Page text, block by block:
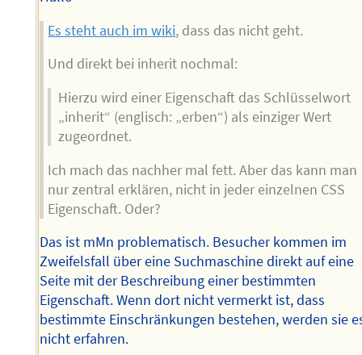
Es steht auch im wiki, dass das nicht geht.
Und direkt bei inherit nochmal:
Hierzu wird einer Eigenschaft das Schlüsselwort
„inherit“ (englisch: „erben“) als einziger Wert
zugeordnet.
Ich mach das nachher mal fett. Aber das kann man
nur zentral erklären, nicht in jeder einzelnen CSS
Eigenschaft. Oder?
Das ist mMn problematisch. Besucher kommen im
Zweifelsfall über eine Suchmaschine direkt auf eine
Seite mit der Beschreibung einer bestimmten
Eigenschaft. Wenn dort nicht vermerkt ist, dass
bestimmte Einschränkungen bestehen, werden sie
nicht erfahren.